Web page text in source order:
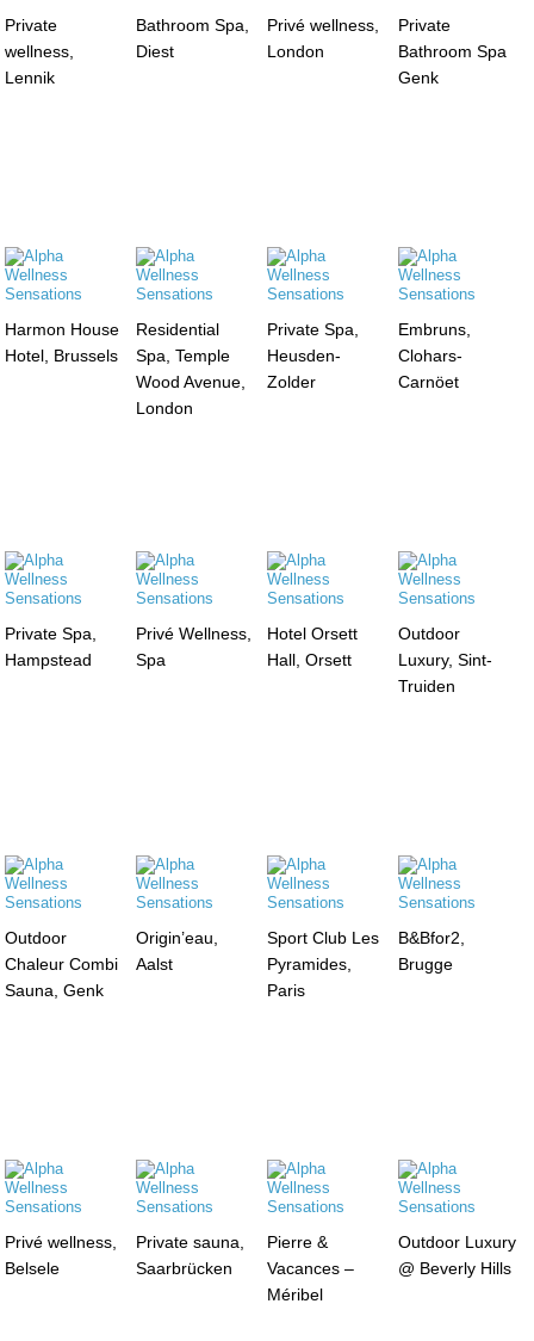
Private
wellness,
Lennik
Bathroom Spa,
Diest
Privé wellness,
London
Private
Bathroom Spa
Genk
Harmon House
Hotel, Brussels
Residential
Spa, Temple
Wood Avenue,
London
Private Spa,
Heusden-
Zolder
Embruns,
Clohars-
Carnöet
Private Spa,
Hampstead
Privé Wellness,
Spa
Hotel Orsett
Hall, Orsett
Outdoor
Luxury, Sint-
Truiden
Outdoor
Chaleur Combi
Sauna, Genk
Origin’eau,
Aalst
Sport Club Les
Pyramides,
Paris
B&Bfor2,
Brugge
Privé wellness,
Belsele
Private sauna,
Saarbrücken
Pierre &
Vacances –
Méribel
Outdoor Luxury
@ Beverly Hills